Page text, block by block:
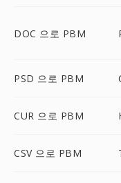
DOC 으로 PBM
PSD 으로 PBM
CUR 으로 PBM
CSV 으로 PBM